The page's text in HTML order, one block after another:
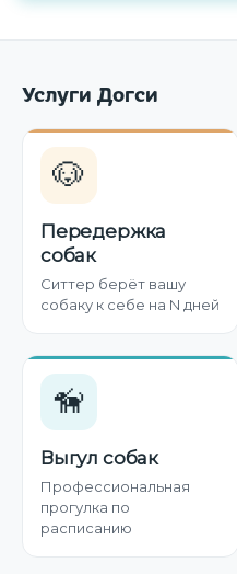
Услуги Догси
🐶
Передержка
собак
Ситтер берёт вашу
собаку к себе на N дней
🦮
Выгул собак
Профессиональная
прогулка по
расписанию